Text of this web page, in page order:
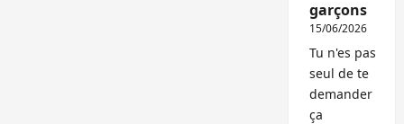
garçons
15/06/2026
Tu n'es pas
seul de te
demander
ça